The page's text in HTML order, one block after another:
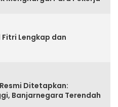
Lengkap dan
Ditetapkan:
Banjarnegara Terendah